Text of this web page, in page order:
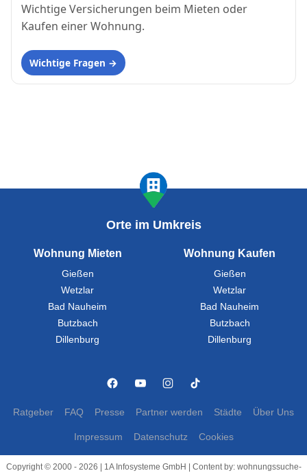
Wichtige Versicherungen beim Mieten oder
Kaufen einer Wohnung.
Wichtige Fragen
Orte im Umkreis
Wohnung Mieten
Gießen
Wetzlar
Bad Nauheim
Butzbach
Dillenburg
Wohnung Kaufen
Gießen
Wetzlar
Bad Nauheim
Butzbach
Dillenburg
Ratgeber FAQ Presse Partner werden Städte Über Uns
Impressum Datenschutz Cookies
Copyright © 2000 - 2026 | 1A Infosysteme GmbH | Content by: wohnungssuche-